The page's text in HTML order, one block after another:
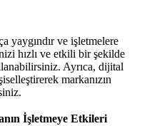
yaygındır ve işletmelere
hızlı ve etkili bir şekilde
Ayrıca, dijital
markanızın
İşletmeye Etkileri